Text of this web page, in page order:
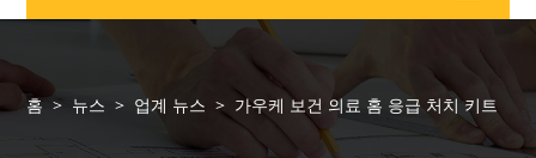
홈 > 뉴스 > 업계 뉴스 > 가우케 보건 의료 홈 응급 처치 키트